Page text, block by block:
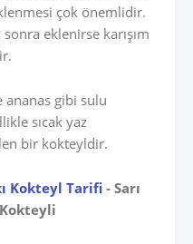
çok önemlidir.
eklenirse karışım
ananas gibi sulu
sıcak yaz
bir kokteyldir.
Kokteyl Tarifi- Sarı
Kokteyli